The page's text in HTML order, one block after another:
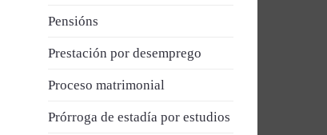
Pensións
Prestación por desemprego
Proceso matrimonial
Prórroga de estadía por estudios